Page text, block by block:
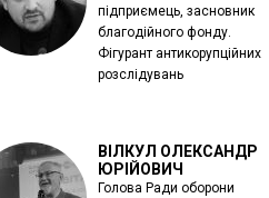
підприємець, засновник
благодійного фонду.
Фігурант антикорупційних
розслідувань
ВІЛКУЛ ОЛЕКСАНДР
ЮРІЙОВИЧ
Голова Ради оборони